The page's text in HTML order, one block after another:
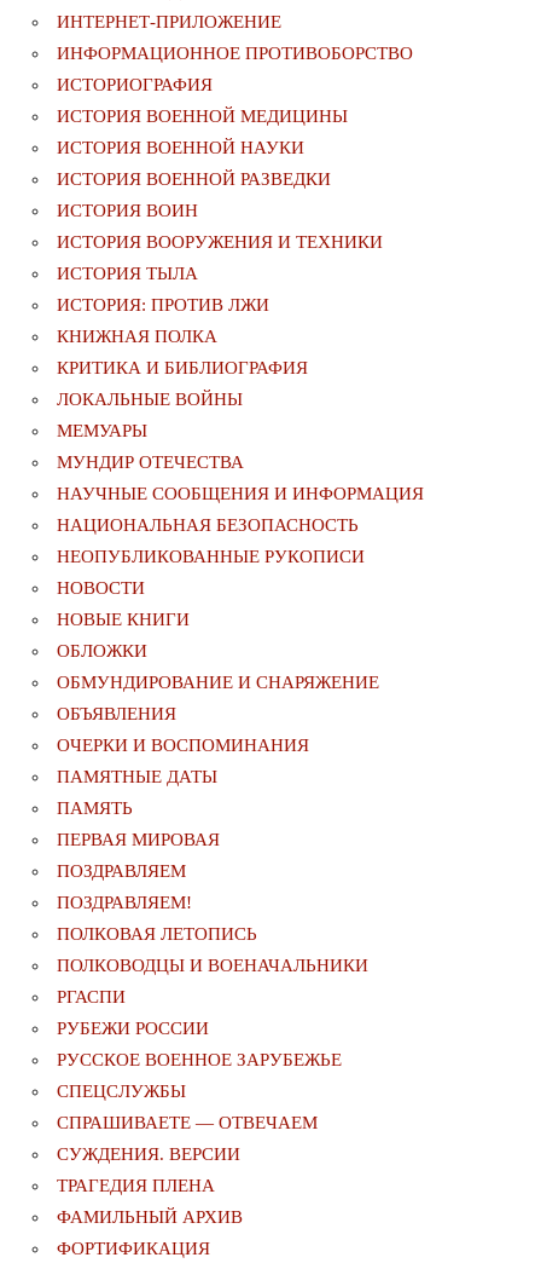
ИНТЕРНЕТ-ПРИЛОЖЕНИЕ
ИНФОРМАЦИОННОЕ ПРОТИВОБОРСТВО
ИСТОРИОГРАФИЯ
ИСТОРИЯ ВОЕННОЙ МЕДИЦИНЫ
ИСТОРИЯ ВОЕННОЙ НАУКИ
ИСТОРИЯ ВОЕННОЙ РАЗВЕДКИ
ИСТОРИЯ ВОИН
ИСТОРИЯ ВООРУЖЕНИЯ И ТЕХНИКИ
ИСТОРИЯ ТЫЛА
ИСТОРИЯ: ПРОТИВ ЛЖИ
КНИЖНАЯ ПОЛКА
КРИТИКА И БИБЛИОГРАФИЯ
ЛОКАЛЬНЫЕ ВОЙНЫ
МЕМУАРЫ
МУНДИР ОТЕЧЕСТВА
НАУЧНЫЕ СООБЩЕНИЯ И ИНФОРМАЦИЯ
НАЦИОНАЛЬНАЯ БЕЗОПАСНОСТЬ
НЕОПУБЛИКОВАННЫЕ РУКОПИСИ
НОВОСТИ
НОВЫЕ КНИГИ
ОБЛОЖКИ
ОБМУНДИРОВАНИЕ И СНАРЯЖЕНИЕ
ОБЪЯВЛЕНИЯ
ОЧЕРКИ И ВОСПОМИНАНИЯ
ПАМЯТНЫЕ ДАТЫ
ПАМЯТЬ
ПЕРВАЯ МИРОВАЯ
ПОЗДРАВЛЯЕМ
ПОЗДРАВЛЯЕМ!
ПОЛКОВАЯ ЛЕТОПИСЬ
ПОЛКОВОДЦЫ И ВОЕНАЧАЛЬНИКИ
РГАСПИ
РУБЕЖИ РОССИИ
РУССКОЕ ВОЕННОЕ ЗАРУБЕЖЬЕ
СПЕЦСЛУЖБЫ
СПРАШИВАЕТЕ — ОТВЕЧАЕМ
СУЖДЕНИЯ. ВЕРСИИ
ТРАГЕДИЯ ПЛЕНА
ФАМИЛЬНЫЙ АРХИВ
ФОРТИФИКАЦИЯ